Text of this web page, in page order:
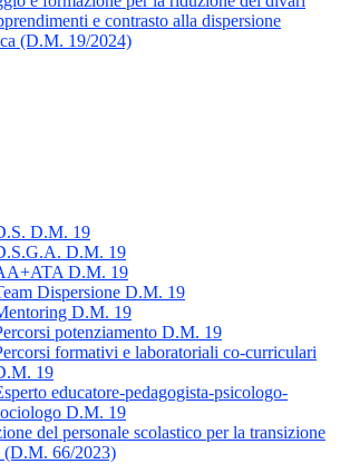
e contrasto alla dispersione
(D.M. 19/2024)
D.M. 19
D.M. 19
D.M. 19
Dispersione D.M. 19
D.M. 19
potenziamento D.M. 19
formativi e laboratoriali co-curriculari
19
educatore-pedagogista-psicologo-
D.M. 19
del personale scolastico per la transizione
(D.M. 66/2023)